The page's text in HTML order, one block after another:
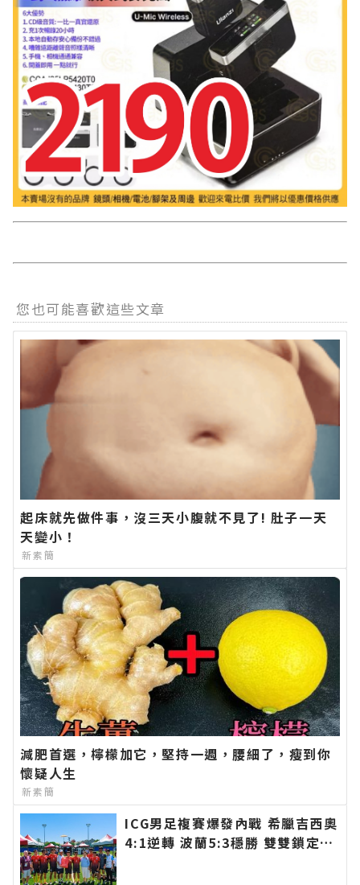
您也可能喜歡這些文章
起床就先做件事，沒三天小腹就不見了! 肚子一天
天變小！
新素簡
減肥首選，檸檬加它，堅持一週，腰細了，瘦到你
懷疑人生
新素簡
ICG男足複賽爆發內戰 希臘吉西奧
4:1逆轉 波蘭5:3穩勝 雙雙鎖定四